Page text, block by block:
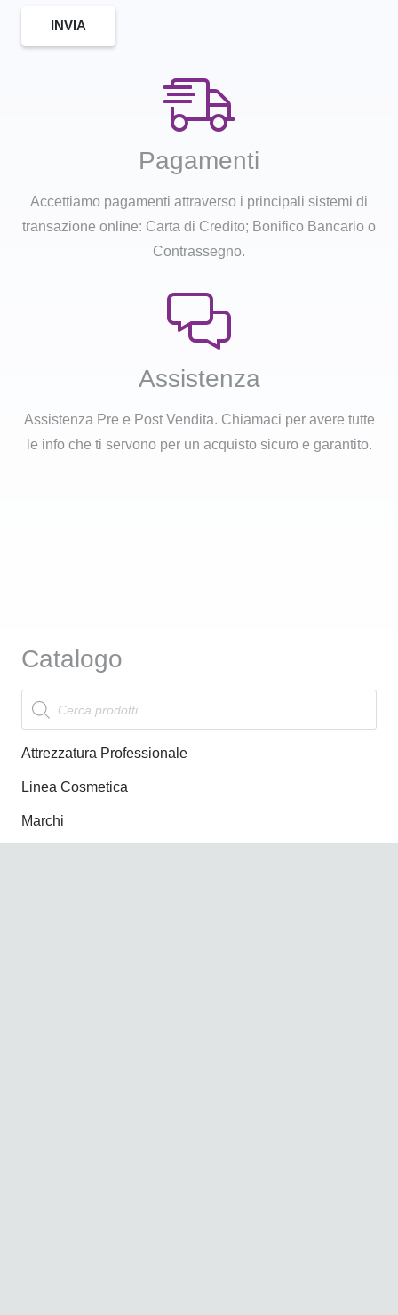
INVIA
Pagamenti
Accettiamo pagamenti attraverso i principali sistemi di
transazione online: Carta di Credito; Bonifico Bancario o
Contrassegno.
Assistenza
Assistenza Pre e Post Vendita. Chiamaci per avere tutte
le info che ti servono per un acquisto sicuro e garantito.
Catalogo
Products
search
Attrezzatura Professionale
Linea Cosmetica
Marchi